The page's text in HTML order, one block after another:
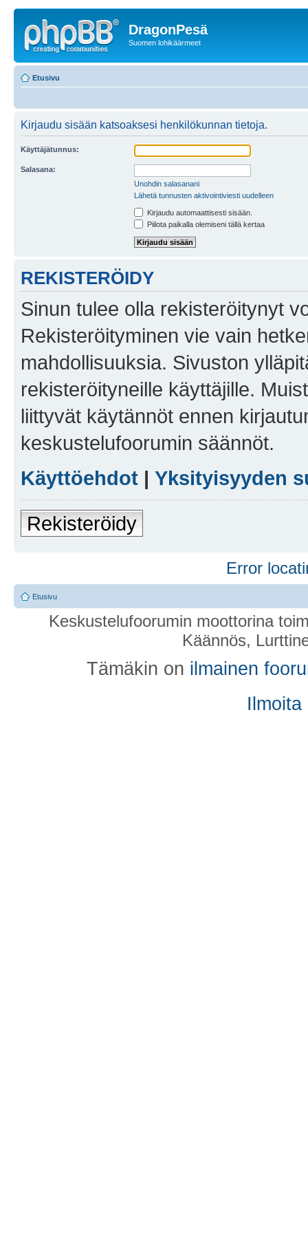
DragonPesä
Suomen lohikäärmeet
Etusivu
Kirjaudu sisään katsoaksesi henkilökunnan tietoja.
Käyttäjätunnus:
Salasana:
Unohdin salasanani
Lähetä tunnusten aktivointiviesti uudelleen
Kirjaudu automaattisesti sisään.
Piilota paikalla olemiseni tällä kertaa
REKISTERÖIDY
Sinun tulee olla rekisteröitynyt
Rekisteröityminen vie vain
mahdollisuuksia. Sivuston
rekisteröityneille käyttäjille.
liittyvät käytännöt ennen
keskustelufoorumin säännöt.
Käyttöehdot | Yksityisyyden
Rekisteröidy
Error
Etusivu
Keskustelufoorumin moottorina
Käännös,
Tämäkin on ilmainen